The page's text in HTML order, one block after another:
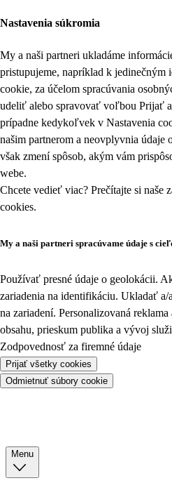
Nastavenia súkromia
My a naši partneri ukladáme
pristupujeme, napríklad k jedinečným
cookie, za účelom spracúvania
udeliť alebo spravovať voľbou Prijať
prípadne kedykoľvek v Nastavenia
našim partnerom a neovplyvnia údaje
však zmení spôsob, akým vám
webe.
Chcete vedieť viac? Prečítajte si naše
cookies.
My a naši partneri spracúvame údaje s
Používať presné údaje o geolokácii.
zariadenia na identifikáciu. Ukladať
na zariadení. Personalizovaná
obsahu, prieskum publika a vývoj
Zodpovednosť za firemné údaje
Prijať všetky cookies
Odmietnuť súbory cookie
Menu